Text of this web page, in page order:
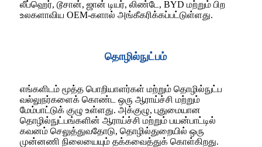
லீப்ஹெர், டூசான், ஜான் டியர், லிண்டே, BYD மற்றும் பிற
உலகளாவிய OEM-களால் அங்கீகரிக்கப்பட்டுள்ளது.
தொழில்நுட்பம்
எங்களிடம் மூத்த பொறியாளர்கள் மற்றும் தொழில்நுட்ப
வல்லுநர்களைக் கொண்ட ஒரு ஆராய்ச்சி மற்றும்
மேம்பாட்டுக் குழு உள்ளது. அக்குழு, புதுமையான
தொழில்நுட்பங்களின் ஆராய்ச்சி மற்றும் பயன்பாட்டில்
கவனம் செலுத்துவதோடு, தொழில்துறையில் ஒரு
முன்னணி நிலையையும் தக்கவைத்துக் கொள்கிறது.